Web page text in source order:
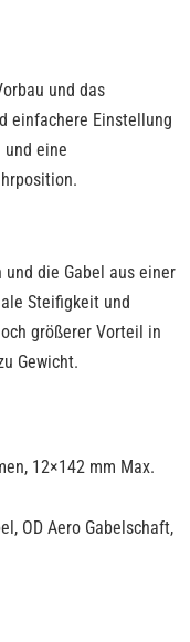
und das
einfachere Einstellung
und eine
die Gabel aus einer
Steifigkeit und
größerer Vorteil in
Gewicht.
12×142 mm Max.
OD Aero Gabelschaft,